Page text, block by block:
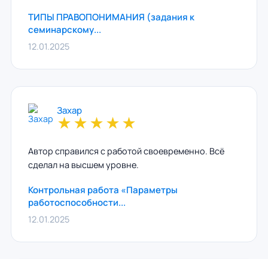
ТИПЫ ПРАВОПОНИМАНИЯ (задания к
семинарскому...
12.01.2025
Захар
★★★★★
Автор справился с работой своевременно. Всё
сделал на высшем уровне.
Контрольная работа «Параметры
работоспособности...
12.01.2025